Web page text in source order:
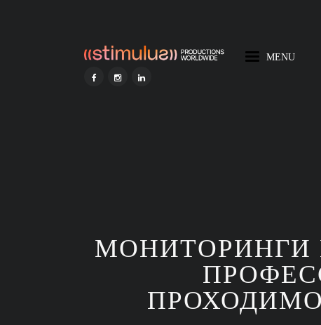
STIMULUS AI
DISCOVER STIMULUS
MENU
МОНИТОРИНГИ